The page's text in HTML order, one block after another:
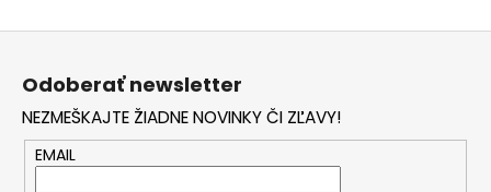
Z
Odoberať newsletter
NEZMEŠKAJTE ŽIADNE NOVINKY ČI ZĽAVY!
EMAIL